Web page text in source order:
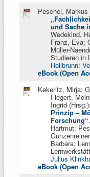
Peschel,
„
und Sache
Wedekind,
Franz, Eva;
Müller-
Studieren in
Heilbrunn:
eBook (Open
Kekeritz, Mirja;
Fiegert,
Ingrid (Hrsg.):
Prinzip–
Forschung“
Hartmut;
Barbara:
Julius
eBook (Open